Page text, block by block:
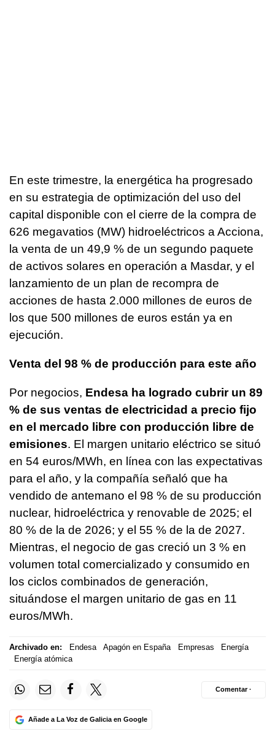
En este trimestre, la energética ha progresado
en su estrategia de optimización del uso del
capital disponible con el cierre de la compra de
626 megavatios (MW) hidroeléctricos a Acciona,
la venta de un 49,9 % de un segundo paquete
de activos solares en operación a Masdar, y el
lanzamiento de un plan de recompra de
acciones de hasta 2.000 millones de euros de
los que 500 millones de euros están ya en
ejecución.
Venta del 98 % de producción para este año
Por negocios, Endesa ha logrado cubrir un 89
% de sus ventas de electricidad a precio fijo
en el mercado libre con producción libre de
emisiones. El margen unitario eléctrico se situó
en 54 euros/MWh, en línea con las expectativas
para el año, y la compañía señaló que ha
vendido de antemano el 98 % de su producción
nuclear, hidroeléctrica y renovable de 2025; el
80 % de la de 2026; y el 55 % de la de 2027.
Mientras, el negocio de gas creció un 3 % en
volumen total comercializado y consumido en
los ciclos combinados de generación,
situándose el margen unitario de gas en 11
euros/MWh.
Archivado en: Endesa Apagón en España Empresas
Energía
Energía atómica
Añade a La Voz de Galicia en Google
Comentar ·